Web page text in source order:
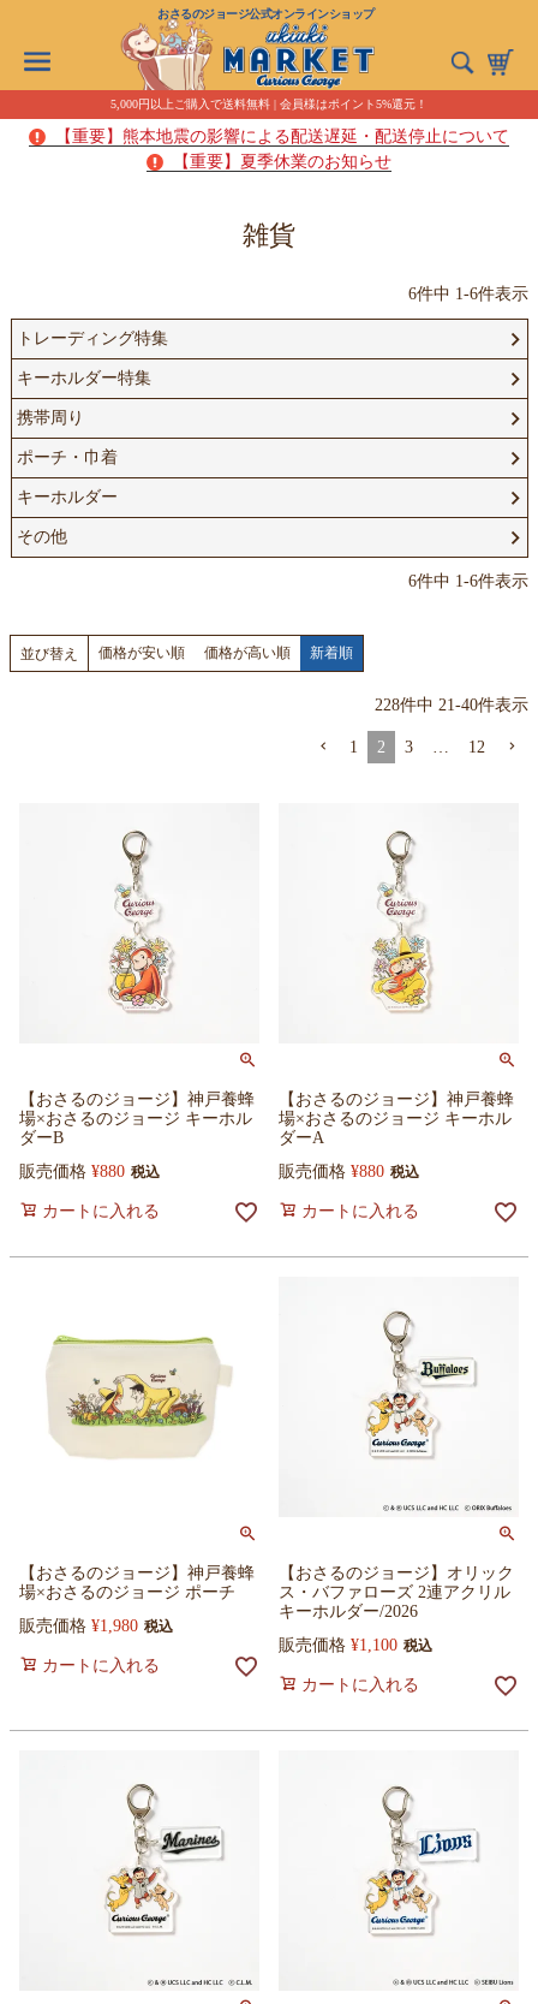
おさるのジョージ公式オンラインショップ
5,000円以上ご購入で送料無料 | 会員様はポイント5%還元！
【重要】熊本地震の影響による配送遅延・配送停止について
【重要】夏季休業のお知らせ
雑貨
6件中 1-6件表示
トレーディング特集
キーホルダー特集
携帯周り
ポーチ・巾着
キーホルダー
その他
6件中 1-6件表示
並び替え 価格が安い順 価格が高い順 新着順
228件中 21-40件表示
1 2 3 … 12
【おさるのジョージ】神戸養蜂
場×おさるのジョージ キーホル
ダーB
販売価格 ¥880 税込
カートに入れる
【おさるのジョージ】神戸養蜂
場×おさるのジョージ キーホル
ダーA
販売価格 ¥880 税込
カートに入れる
【おさるのジョージ】神戸養蜂
場×おさるのジョージ ポーチ
販売価格 ¥1,980 税込
カートに入れる
【おさるのジョージ】オリック
ス・バファローズ 2連アクリル
キーホルダー/2026
販売価格 ¥1,100 税込
カートに入れる